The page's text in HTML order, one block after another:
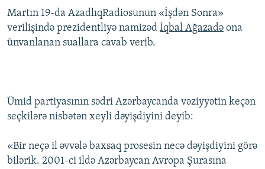
AZADLIQRADIOSU MOBIL TELEFONUNUZDA
BIZIMLƏ ƏLAQƏ
RFE/RL-in bütün saytları
Martın 19-da AzadlıqRadiosunun «İşdən Sonra»
verilişində prezidentliyə namizəd İqbal Ağazadə ona
ünvanlanan suallara cavab verib.
Ümid partiyasının sədri Azərbaycanda vəziyyətin keçən
seçkilərə nisbətən xeyli dəyişdiyini deyib:
«Bir neçə il əvvələ baxsaq prosesin necə dəyişdiyini görə
bilərik. 2001-ci ildə Azərbaycan Avropa Şurasına